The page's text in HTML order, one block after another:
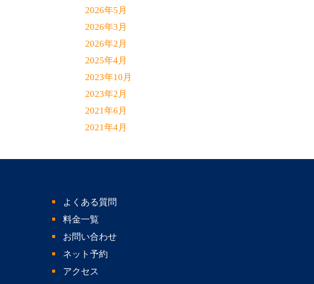
2026年5月
2026年3月
2026年2月
2025年4月
2023年10月
2023年2月
2021年6月
2021年4月
よくある質問
料金一覧
お問い合わせ
ネット予約
アクセス